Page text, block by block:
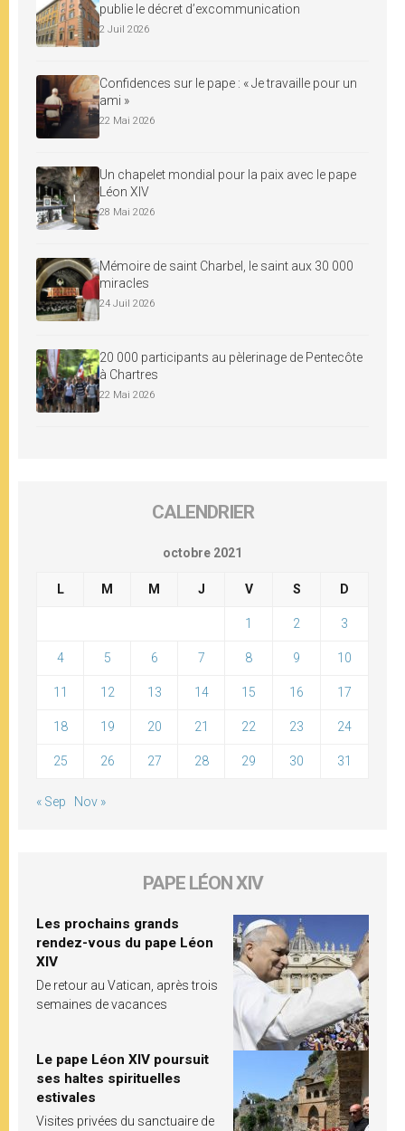
publie le décret d’excommunication
2 Juil 2026
Confidences sur le pape : « Je travaille pour un
ami »
22 Mai 2026
Un chapelet mondial pour la paix avec le pape
Léon XIV
28 Mai 2026
Mémoire de saint Charbel, le saint aux 30 000
miracles
24 Juil 2026
20 000 participants au pèlerinage de Pentecôte
à Chartres
22 Mai 2026
CALENDRIER
octobre 2021
L M M J V S D
1 2 3
4 5 6 7 8 9 10
11 12 13 14 15 16 17
18 19 20 21 22 23 24
25 26 27 28 29 30 31
« Sep Nov »
PAPE LÉON XIV
Les prochains grands
rendez-vous du pape Léon
XIV
De retour au Vatican, après trois
semaines de vacances
Le pape Léon XIV poursuit
ses haltes spirituelles
estivales
Visites privées du sanctuaire de